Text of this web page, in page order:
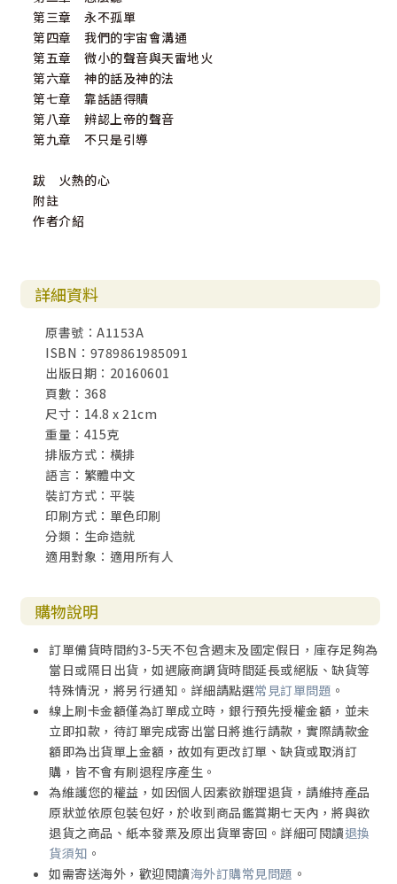
第三章 永不孤單
第四章 我們的宇宙會溝通
第五章 微小的聲音與天雷地火
第六章 神的話及神的法
第七章 靠話語得贖
第八章 辨認上帝的聲音
第九章 不只是引導
跋 火熱的心
附註
作者介紹
詳細資料
原書號：A1153A
ISBN：9789861985091
出版日期：20160601
頁數：368
尺寸：14.8 x 21cm
重量：415克
排版方式：橫排
語言：繁體中文
裝訂方式：平裝
印刷方式：單色印刷
分類：生命造就
適用對象：適用所有人
購物說明
訂單備貨時間約3-5天不包含週末及國定假日，庫存足夠為
當日或隔日出貨，如遇廠商調貨時間延長或絕版、缺貨等
特殊情況，將另行通知。詳細請點選常見訂單問題 。
線上刷卡金額僅為訂單成立時，銀行預先授權金額，並未
立即扣款，待訂單完成寄出當日將進行請款，實際請款金
額即為出貨單上金額，故如有更改訂單、缺貨或取消訂
購，皆不會有刷退程序產生。
為維護您的權益，如因個人因素欲辦理退貨，請維持產品
原狀並依原包裝包好，於收到商品鑑賞期七天內，將與欲
退貨之商品、紙本發票及原出貨單寄回。詳細可閱讀退換
貨須知 。
如需寄送海外，歡迎閱讀海外訂購常見問題 。